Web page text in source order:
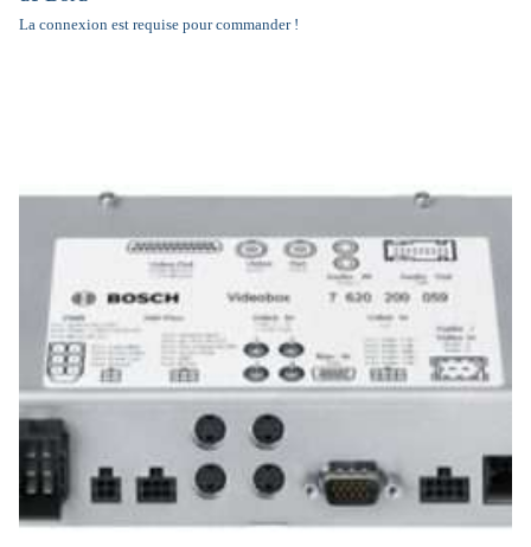
La connexion est requise pour commander !